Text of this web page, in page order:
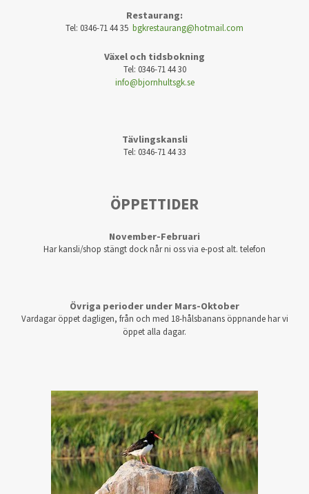
Restaurang:
Tel: 0346-71 44 35 bgkrestaurang@hotmail.com
Växel och tidsbokning
Tel: 0346-71 44 30
info@bjornhultsgk.se
Tävlingskansli
Tel: 0346-71 44 33
ÖPPETTIDER
November-Februari
Har kansli/shop stängt dock når ni oss via e-post alt. telefon
Övriga perioder under Mars-Oktober
Vardagar öppet dagligen, från och med 18-hålsbanans öppnande har vi
öppet alla dagar.